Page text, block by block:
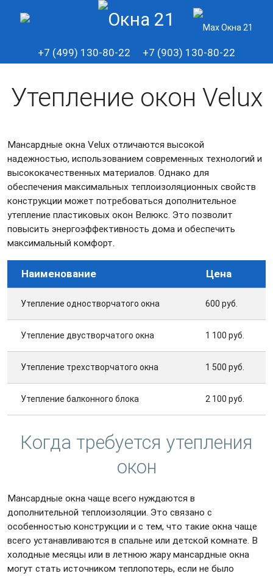
+7 (499) 130-80-22 +7 (903) 130-80-22
Утепление окон Velux
Мансардные окна Velux отличаются высокой
надежностью, использованием современных технологий и
высококачественных материалов. Однако для
обеспечения максимальных теплоизоляционных свойств
конструкции может потребоваться дополнительное
утепление пластиковых окон Велюкс. Это позволит
повысить энергоэффективность дома и обеспечить
максимальный комфорт.
Наименование Цена
Утепление одностворчатого окна 600 руб.
Утепление двустворчатого окна 1 100 руб.
Утепление трехстворчатого окна 1 500 руб.
Утепление балконного блока 2 100 руб.
Когда требуется утепления
окон
Мансардные окна чаще всего нуждаются в
дополнительной теплоизоляции. Это связано с
особенностью конструкции и с тем, что такие окна чаще
всего устанавливаются в спальне или детской комнате. В
холодные месяцы или в летнюю жару мансардные окна
могут стать источником теплопотерь, если не было